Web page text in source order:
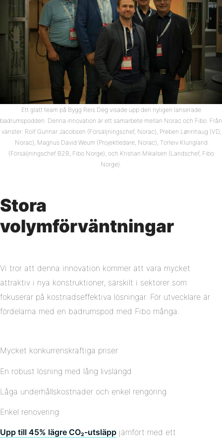
Ett glatt team på Bygg Reis Deg visade upp den nyligen lanserade
badrumspodden. Denna innovation är ett samarbete mellan Norac och Fibo. Från
vänster: Rolf Gunnar Jacobsen (Försäljningschef, Norac), Preben Lønnhaug (VD,
Norac), Magnus David Weum (Projektledare, Norac), Torleiv Klungland
(Försäljningschef B2B, Fibo Norge), och Kristian Mikalsen (Landschef, Fibo
Norge).
Stora
volymförväntningar
Vi tror att denna innovation kommer att vara mycket
attraktiv i nya konstruktioner, särskilt i sektorer som
fokuserar på kostnadseffektiva lösningar. För utvecklare är
fördelarna med en badrumspod med Fibo många:
Mycket konkurrenskraftiga priser
En robust lösning med lång livslängd
Låga underhållskostnader och enkel rengöring
Enkel renovering
Upp till 45% lägre CO₂-utsläpp jämfört med ett